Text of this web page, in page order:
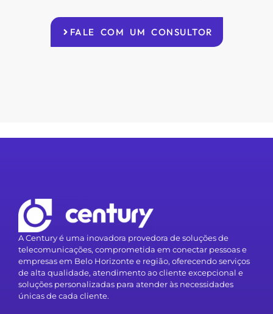
FALE COM UM CONSULTOR
A Century é uma inovadora provedora de soluções de
telecomunicações, comprometida em conectar pessoas e
empresas em Belo Horizonte e região, oferecendo serviços
de alta qualidade, atendimento ao cliente excepcional e
soluções personalizadas para atender às necessidades
únicas de cada cliente.